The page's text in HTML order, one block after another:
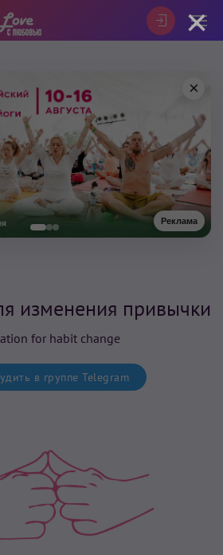
Реклама
×
изменения привычки
for habit change
в группе Telegram
×